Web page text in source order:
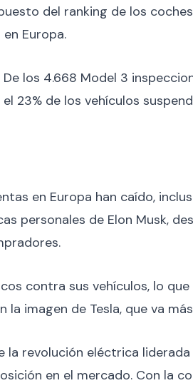
del ranking de los
Europa.
los 4.668 Model 3
23% de los vehículos
en Europa han caído,
personales de Elon Musk,
contra sus vehículos, lo
imagen de Tesla, que va
revolución eléctrica
en el mercado. Con la